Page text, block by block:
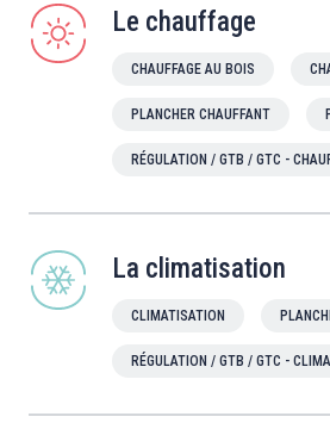
Le chauffage
CHAUFFAGE AU BOIS
PLANCHER CHAUFFANT
RÉGULATION / GTB / GTC -
La climatisation
CLIMATISATION
RÉGULATION / GTB / GTC -